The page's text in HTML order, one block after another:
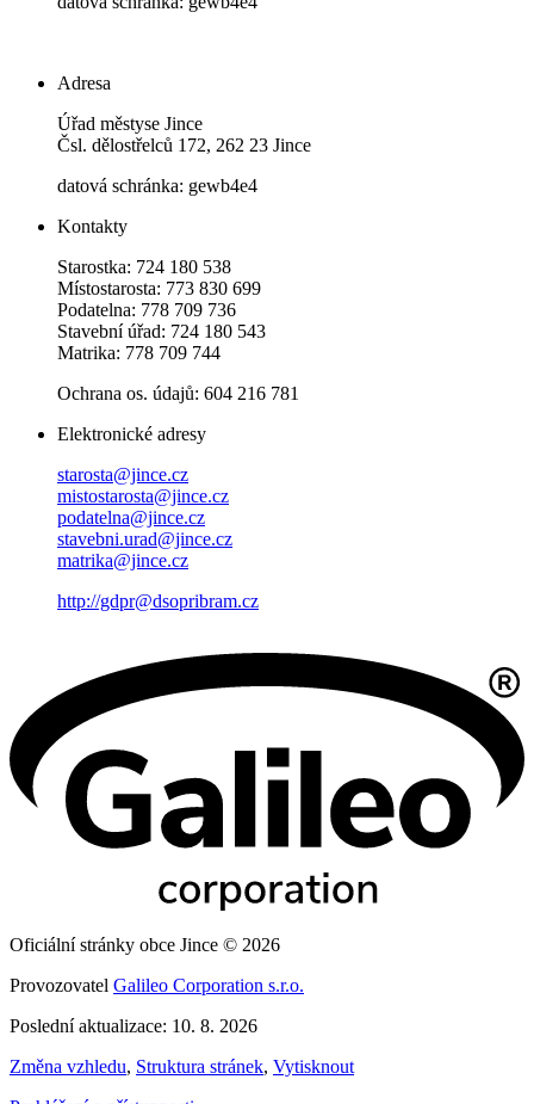
Adresa
Úřad městyse Jince
Čsl. dělostřelců 172, 262 23 Jince
datová schránka: gewb4e4
Kontakty
Starostka: 724 180 538
Místostarosta: 773 830 699
Podatelna: 778 709 736
Stavební úřad: 724 180 543
Matrika: 778 709 744
Ochrana os. údajů: 604 216 781
Elektronické adresy
starosta@jince.cz
mistostarosta@jince.cz
podatelna@jince.cz
stavebni.urad@jince.cz
matrika@jince.cz
http://gdpr@dsopribram.cz
Oficiální stránky obce Jince © 2026
Provozovatel Galileo Corporation s.r.o.
Poslední aktualizace: 10. 8. 2026
Změna vzhledu, Struktura stránek, Vytisknout